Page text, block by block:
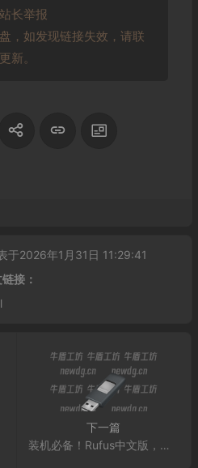
长举报
，如发现链接失效，请联
新。
于2026年1月31日 11:29:41
接：
下一篇
装机必备！Rufus中文版，轻松打造启动盘 v4.12.2314